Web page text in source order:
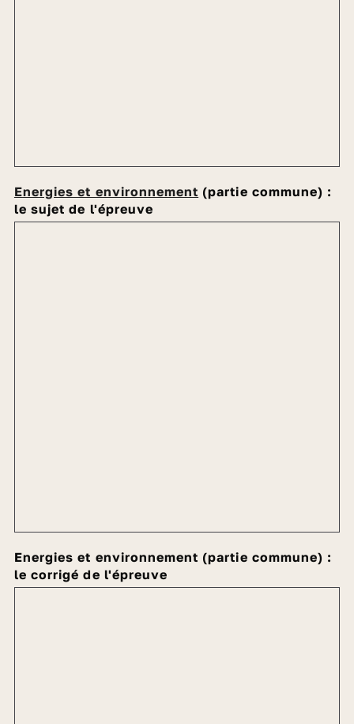
Energies et environnement (partie commune) :
le sujet de l'épreuve
Energies et environnement (partie commune) :
le corrigé de l'épreuve